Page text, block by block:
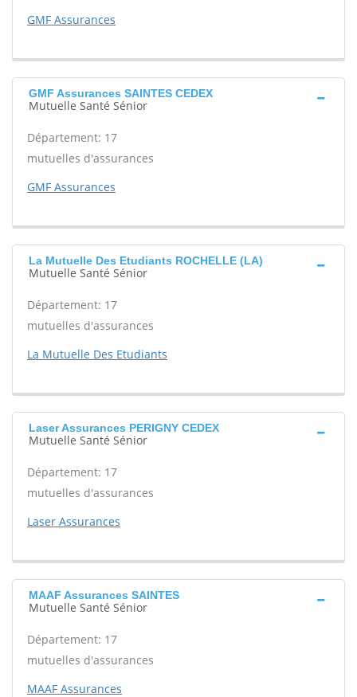
GMF Assurances
GMF Assurances SAINTES CEDEX
Mutuelle Santé Sénior
Département: 17
mutuelles d'assurances
GMF Assurances
La Mutuelle Des Etudiants ROCHELLE (LA)
Mutuelle Santé Sénior
Département: 17
mutuelles d'assurances
La Mutuelle Des Etudiants
Laser Assurances PERIGNY CEDEX
Mutuelle Santé Sénior
Département: 17
mutuelles d'assurances
Laser Assurances
MAAF Assurances SAINTES
Mutuelle Santé Sénior
Département: 17
mutuelles d'assurances
MAAF Assurances